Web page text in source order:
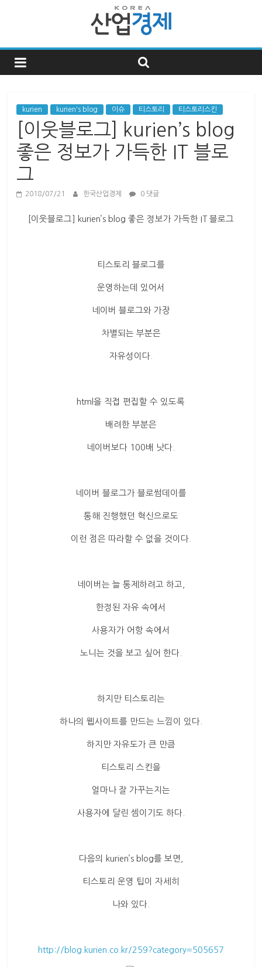
한
국
산
업
경
제
kurien kurien's blog 이슈 티스토리 티스토리스킨
[이웃블로그] kurien’s blog
좋은 정보가 가득한 IT 블로
그
2018/07/21 한국산업경제 0 댓글
[이웃블로그] kurien’s blog 좋은 정보가 가득한 IT 블로그
티스토리 블로그를
운영하는데 있어서
네이버 블로그와 가장
차별되는 부분은
자유성이다.
html을 직접 편집할 수 있도록
배려한 부분은
네이버보다 100배 낫다.
네이버 블로그가 블로썸데이를
통해 진행했던 혁신으로도
이런 점은 따라할 수 없을 것이다.
네이버는 늘 통제하려고 하고,
한정된 자유 속에서
사용자가 어항 속에서
노니는 것을 보고 싶어 한다.
하지만 티스토리는
하나의 웹사이트를 만드는 느낌이 있다.
하지만 자유도가 큰 만큼
티스토리 스킨을
얼마나 잘 가꾸는지는
사용자에 달린 셈이기도 하다.
다음의 kurien’s blog를 보면,
티스토리 운영 팁이 자세히
나와 있다.
http://blog.kurien.co.kr/259?category=505657